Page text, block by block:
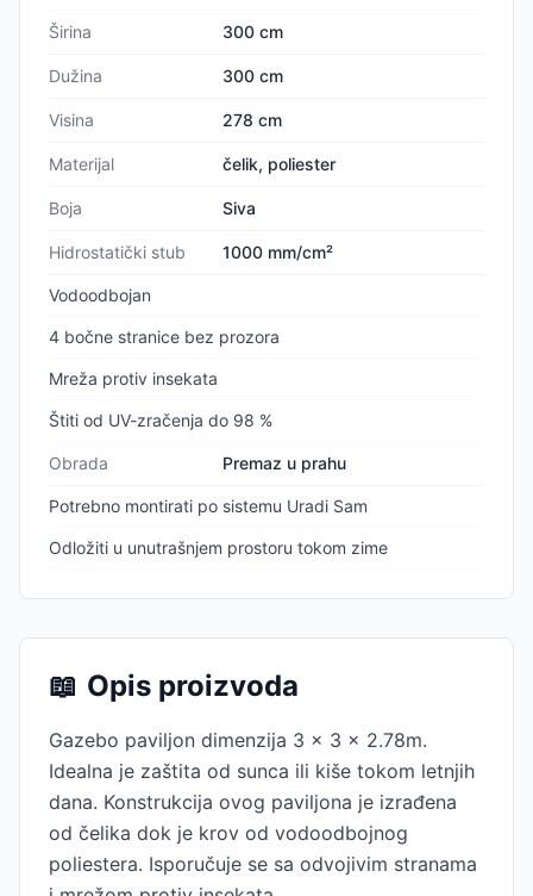
Širina 300 cm
Dužina 300 cm
Visina 278 cm
Materijal čelik, poliester
Boja Siva
Hidrostatički stub 1000 mm/cm²
Vodoodbojan
4 bočne stranice bez prozora
Mreža protiv insekata
Štiti od UV-zračenja do 98 %
Obrada Premaz u prahu
Potrebno montirati po sistemu Uradi Sam
Odložiti u unutrašnjem prostoru tokom zime
📖 Opis proizvoda
Gazebo paviljon dimenzija 3 x 3 x 2.78m.
Idealna je zaštita od sunca ili kiše tokom letnjih
dana. Konstrukcija ovog paviljona je izrađena
od čelika dok je krov od vodoodbojnog
poliestera. Isporučuje se sa odvojivim stranama